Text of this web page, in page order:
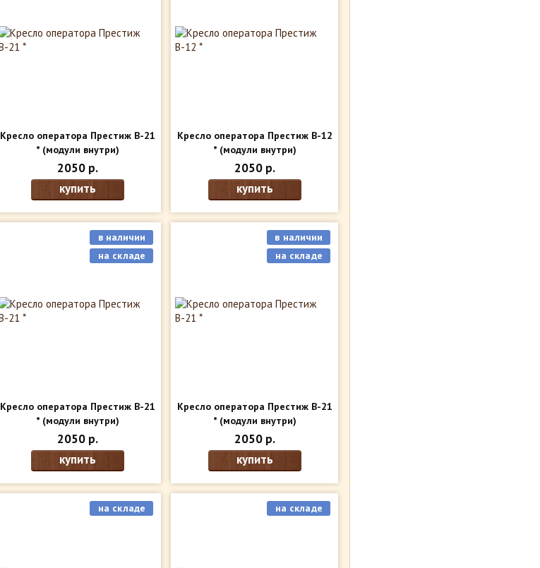
Кресло оператора Престиж В-21
*(модули внутри)
2050 р.
купить
Кресло оператора Престиж В-12
*(модули внутри)
2050 р.
купить
Кресло оператора Престиж В-21
*(модули внутри)
в наличии
на складе
2050 р.
купить
Кресло оператора Престиж В-21
*(модули внутри)
в наличии
на складе
2050 р.
купить
на складе на складе